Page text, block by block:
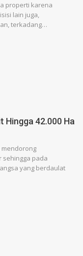
properti karena
lain juga,
terkadang…
Hingga 42.000 Ha
mendorong
sehingga pada
yang berdaulat